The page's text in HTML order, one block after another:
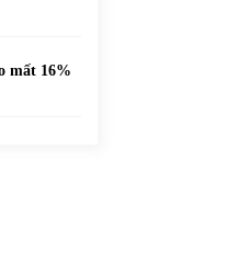
mất 16%